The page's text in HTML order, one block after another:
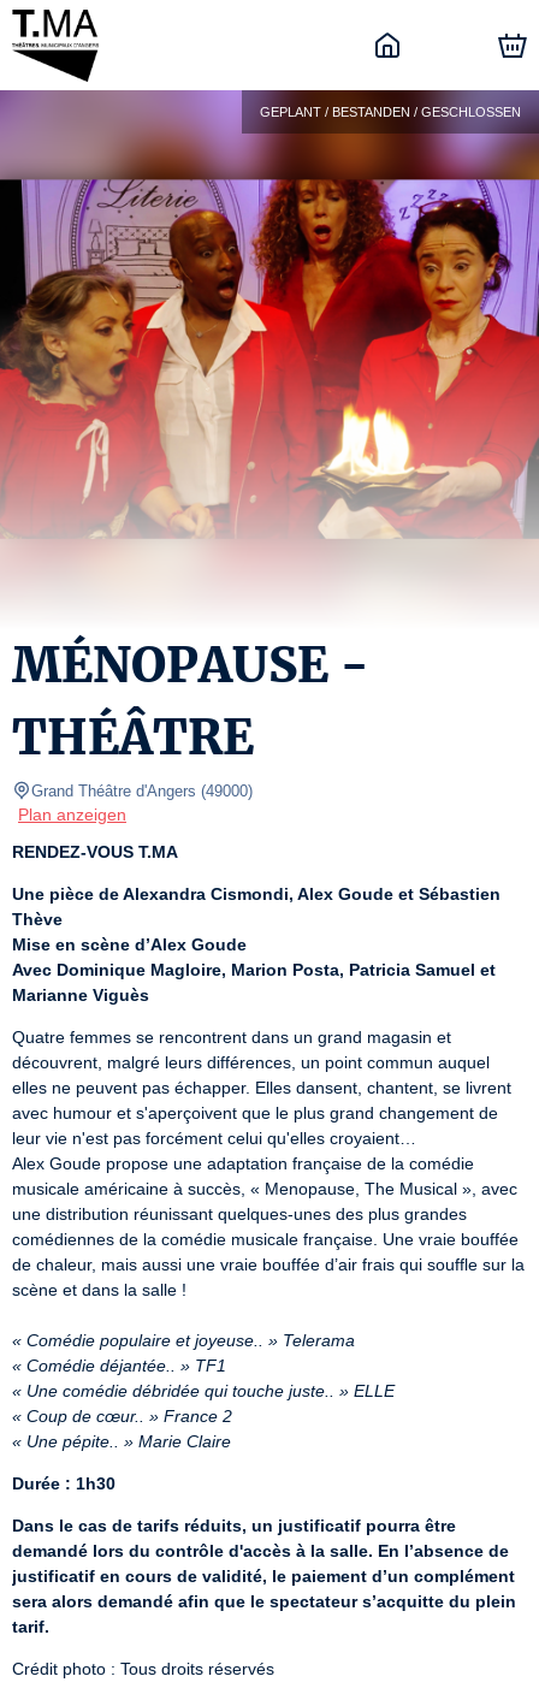
GEPLANT / BESTANDEN / GESCHLOSSEN
MÉNOPAUSE -
THÉÂTRE
Grand Théâtre d'Angers (49000)
Plan anzeigen
RENDEZ-VOUS T.MA
Une pièce de Alexandra Cismondi, Alex Goude et Sébastien
Thève
Mise en scène d’Alex Goude
Avec Dominique Magloire, Marion Posta, Patricia Samuel et
Marianne Viguès
Quatre femmes se rencontrent dans un grand magasin et
découvrent, malgré leurs différences, un point commun auquel
elles ne peuvent pas échapper. Elles dansent, chantent, se livrent
avec humour et s'aperçoivent que le plus grand changement de
leur vie n'est pas forcément celui qu'elles croyaient…
Alex Goude propose une adaptation française de la comédie
musicale américaine à succès, « Menopause, The Musical », avec
une distribution réunissant quelques-unes des plus grandes
comédiennes de la comédie musicale française. Une vraie bouffée
de chaleur, mais aussi une vraie bouffée d’air frais qui souffle sur la
scène et dans la salle !
« Comédie populaire et joyeuse.. » Telerama
« Comédie déjantée.. » TF1
« Une comédie débridée qui touche juste.. » ELLE
« Coup de cœur.. » France 2
« Une pépite.. » Marie Claire
Durée : 1h30
Dans le cas de tarifs réduits, un justificatif pourra être
demandé lors du contrôle d'accès à la salle. En l’absence de
justificatif en cours de validité, le paiement d’un complément
sera alors demandé afin que le spectateur s’acquitte du plein
tarif.
Crédit photo : Tous droits réservés